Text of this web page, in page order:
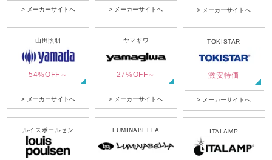
> メーカーサイトへ > メーカーサイトへ > メーカーサイトへ
山田照明
54%OFF～
> メーカーサイトへ
ヤマギワ
27%OFF～
> メーカーサイトへ
TOKISTAR
激安特価
> メーカーサイトへ
ルイスポールセン LUMINABELLA ITALAMP